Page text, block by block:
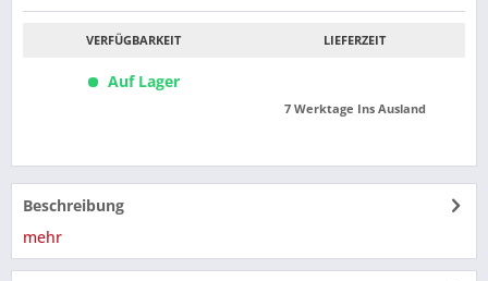
VERFÜGBARKEIT
Auf Lager
LIEFERZEIT
7 Werktage Ins Ausland
Beschreibung
mehr